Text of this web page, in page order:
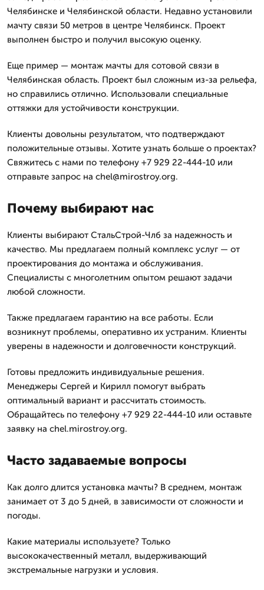
Челябинске и Челябинской области. Недавно установили
мачту связи 50 метров в центре Челябинск. Проект
выполнен быстро и получил высокую оценку.
Еще пример — монтаж мачты для сотовой связи в
Челябинская область. Проект был сложным из-за рельефа,
но справились отлично. Использовали специальные
оттяжки для устойчивости конструкции.
Клиенты довольны результатом, что подтверждают
положительные отзывы. Хотите узнать больше о проектах?
Свяжитесь с нами по телефону +7 929 22-444-10 или
отправьте запрос на chel@mirostroy.org.
Почему выбирают нас
Клиенты выбирают СтальСтрой-Члб за надежность и
качество. Мы предлагаем полный комплекс услуг — от
проектирования до монтажа и обслуживания.
Специалисты с многолетним опытом решают задачи
любой сложности.
Также предлагаем гарантию на все работы. Если
возникнут проблемы, оперативно их устраним. Клиенты
уверены в надежности и долговечности конструкций.
Готовы предложить индивидуальные решения.
Менеджеры Сергей и Кирилл помогут выбрать
оптимальный вариант и рассчитать стоимость.
Обращайтесь по телефону +7 929 22-444-10 или оставьте
заявку на chel.mirostroy.org.
Часто задаваемые вопросы
Как долго длится установка мачты? В среднем, монтаж
занимает от 3 до 5 дней, в зависимости от сложности и
погоды.
Какие материалы используете? Только
высококачественный металл, выдерживающий
экстремальные нагрузки и условия.